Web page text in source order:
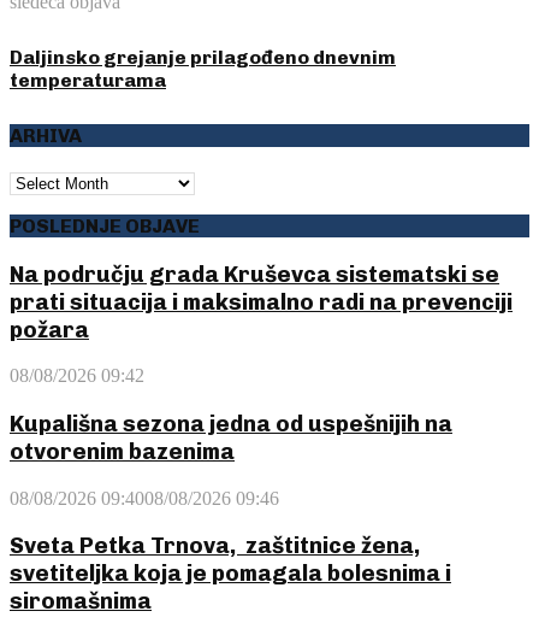
Daljinsko grejanje prilagođeno dnevnim
temperaturama
ARHIVA
ARHIVA
POSLEDNJE OBJAVE
Na području grada Kruševca sistematski se
prati situacija i maksimalno radi na prevenciji
požara
08/08/2026 09:42
Kupališna sezona jedna od uspešnijih na
otvorenim bazenima
08/08/2026 09:4008/08/2026 09:46
Sveta Petka Trnova, zaštitnice žena,
svetiteljka koja je pomagala bolesnima i
siromašnima